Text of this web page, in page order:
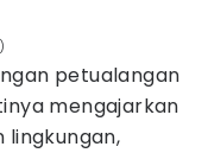
petualangan
mengajarkan
lingkungan,